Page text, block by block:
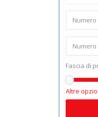
Fascia di
Altre